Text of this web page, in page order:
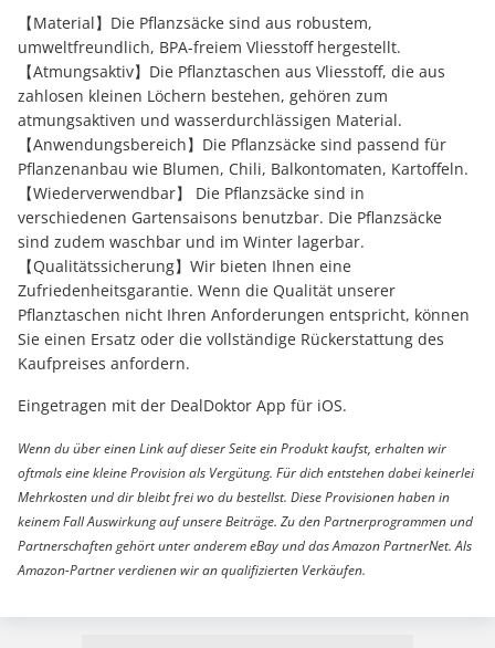
【Material】Die Pflanzsäcke sind aus robustem,
umweltfreundlich, BPA-freiem Vliesstoff hergestellt.
【Atmungsaktiv】Die Pflanztaschen aus Vliesstoff, die aus
zahlosen kleinen Löchern bestehen, gehören zum
atmungsaktiven und wasserdurchlässigen Material.
【Anwendungsbereich】Die Pflanzsäcke sind passend für
Pflanzenanbau wie Blumen, Chili, Balkontomaten, Kartoffeln.
【Wiederverwendbar】 Die Pflanzsäcke sind in
verschiedenen Gartensaisons benutzbar. Die Pflanzsäcke
sind zudem waschbar und im Winter lagerbar.
【Qualitätssicherung】Wir bieten Ihnen eine
Zufriedenheitsgarantie. Wenn die Qualität unserer
Pflanztaschen nicht Ihren Anforderungen entspricht, können
Sie einen Ersatz oder die vollständige Rückerstattung des
Kaufpreises anfordern.
Eingetragen mit der DealDoktor App für iOS.
Wenn du über einen Link auf dieser Seite ein Produkt kaufst, erhalten wir
oftmals eine kleine Provision als Vergütung. Für dich entstehen dabei keinerlei
Mehrkosten und dir bleibt frei wo du bestellst. Diese Provisionen haben in
keinem Fall Auswirkung auf unsere Beiträge. Zu den Partnerprogrammen und
Partnerschaften gehört unter anderem eBay und das Amazon PartnerNet. Als
Amazon-Partner verdienen wir an qualifizierten Verkäufen.